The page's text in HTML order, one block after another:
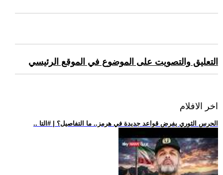
التعليق والتصويت على الموضوع في الموقع الرئيسي
اخر الافلام
.. الحرس الثوري يفرض قواعد جديدة في هرمز.. ما التفاصيل؟ | #التا